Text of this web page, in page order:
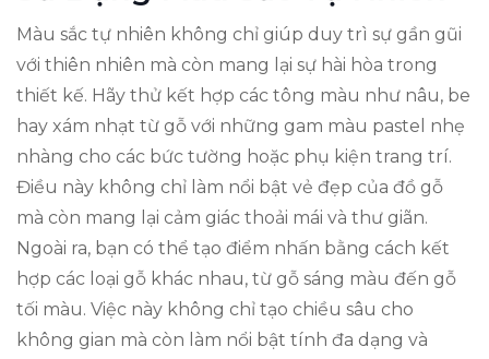
Màu sắc tự nhiên không chỉ giúp duy trì sự gần gũi
với thiên nhiên mà còn mang lại sự hài hòa trong
thiết kế. Hãy thử kết hợp các tông màu như nâu, be
hay xám nhạt từ gỗ với những gam màu pastel nhẹ
nhàng cho các bức tường hoặc phụ kiện trang trí.
Điều này không chỉ làm nổi bật vẻ đẹp của đồ gỗ
mà còn mang lại cảm giác thoải mái và thư giãn.
Ngoài ra, bạn có thể tạo điểm nhấn bằng cách kết
hợp các loại gỗ khác nhau, từ gỗ sáng màu đến gỗ
tối màu. Việc này không chỉ tạo chiều sâu cho
không gian mà còn làm nổi bật tính đa dạng và